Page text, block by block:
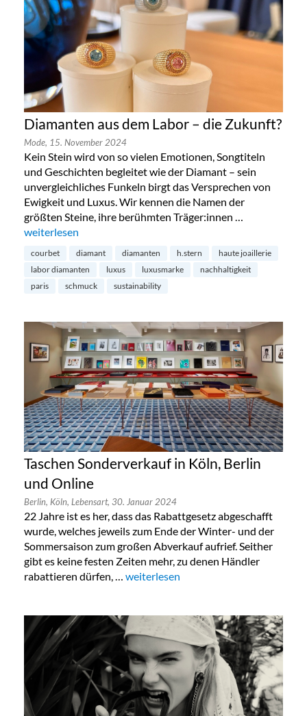
Diamanten aus dem Labor – die Zukunft?
Mode, 15. November 2024
Kein Stein wird von so vielen Emotionen, Songtiteln
und Geschichten begleitet wie der Diamant – sein
unvergleichliches Funkeln birgt das Versprechen von
Ewigkeit und Luxus. Wir kennen die Namen der
größten Steine, ihre berühmten Träger:innen …
„Diamanten aus dem Labor – die Zukunft?“
weiterlesen
courbet diamant diamanten h.stern
haute joaillerie
labor diamanten
luxus luxusmarke
nachhaltigkeit
paris
schmuck sustainability
Taschen Sonderverkauf in Köln, Berlin
und Online
Berlin, Köln, Lebensart, 30. Januar 2024
22 Jahre ist es her, dass das Rabattgesetz abgeschafft
wurde, welches jeweils zum Ende der Winter- und der
Sommersaison zum großen Abverkauf aufrief. Seither
gibt es keine festen Zeiten mehr, zu denen Händler
rabattieren dürfen, … „Taschen Sonderverkauf in Köln,
weiterlesen